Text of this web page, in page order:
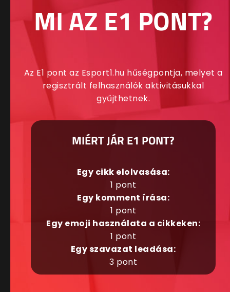
MI AZ E1 PONT?
Az E1 pont az Esport1.hu hűségpontja, melyet a
regisztrált felhasználók aktivitásukkal
gyűjthetnek.
MIÉRT JÁR E1 PONT?
Egy cikk elolvasása:
1 pont
Egy komment írása:
1 pont
Egy emoji használata a cikkeken:
1 pont
Egy szavazat leadása:
3 pont